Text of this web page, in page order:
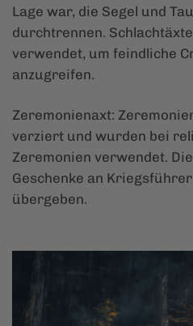
Lage war, die Segel und
durchtrennen.
verwendet, um feindliche
anzugreifen.
Zeremonienaxt:
verziert und wurden bei
Zeremonien verwendet.
Geschenke an
übergeben.